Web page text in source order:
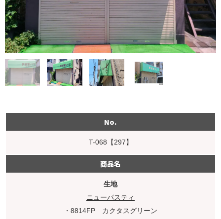
No.
T-068【297】
商品名
生地
ニューパスティ
・8814FP カクタスグリーン